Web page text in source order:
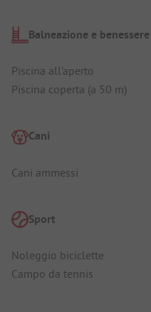
Balneazione e benessere
Piscina all'aperto
Piscina coperta (a 50 m)
Cani
Cani ammessi
Sport
Noleggio biciclette
Campo da tennis